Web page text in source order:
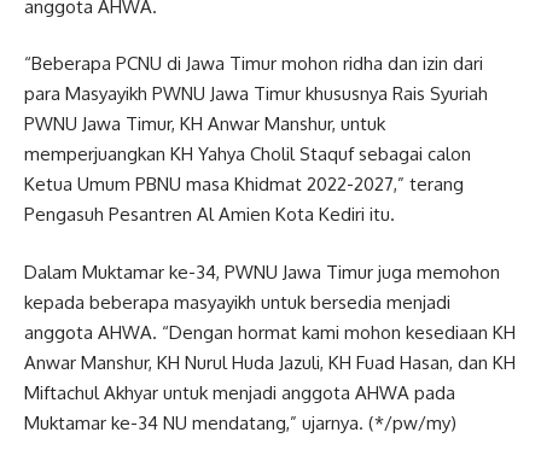
anggota AHWA.
“Beberapa PCNU di Jawa Timur mohon ridha dan izin dari
para Masyayikh PWNU Jawa Timur khususnya Rais Syuriah
PWNU Jawa Timur, KH Anwar Manshur, untuk
memperjuangkan KH Yahya Cholil Staquf sebagai calon
Ketua Umum PBNU masa Khidmat 2022-2027,” terang
Pengasuh Pesantren Al Amien Kota Kediri itu.
Dalam Muktamar ke-34, PWNU Jawa Timur juga memohon
kepada beberapa masyayikh untuk bersedia menjadi
anggota AHWA. “Dengan hormat kami mohon kesediaan KH
Anwar Manshur, KH Nurul Huda Jazuli, KH Fuad Hasan, dan KH
Miftachul Akhyar untuk menjadi anggota AHWA pada
Muktamar ke-34 NU mendatang,” ujarnya. (*/pw/my)